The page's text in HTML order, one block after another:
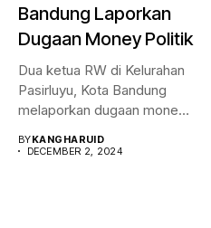
Bandung Laporkan
Dugaan Money Politik
Dua ketua RW di Kelurahan
Pasirluyu, Kota Bandung
melaporkan dugaan money
BYKANGHARUID
DECEMBER 2, 2024